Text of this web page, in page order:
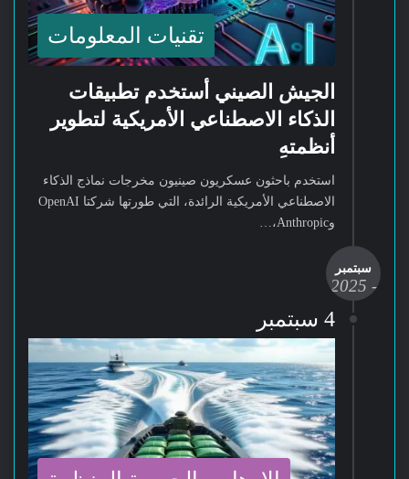
تقنيات المعلومات
الجيش الصيني أستخدم تطبيقات
الذكاء الاصطناعي الأمريكية لتطوير
أنظمتهِ
استخدم باحثون عسكريون صينيون مخرجات نماذج الذكاء
الاصطناعي الأمريكية الرائدة، التي طورتها شركتا OpenAI
وAnthropic،…
سبتمبر
- 2025
-
4 سبتمبر